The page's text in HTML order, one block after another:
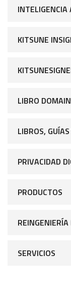
INTELIGENCIA
KITSUNE
LIBRO
LIBROS,
PRIVACIDAD
PRODUCTOS
SERVICIOS